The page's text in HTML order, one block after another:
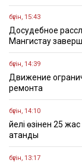
бүгін, 15:43
Досудебное
Мангистау
бүгін, 14:39
Движение
ремонта
бүгін, 14:10
Әйелі өзінен 25
атанды
бүгін, 13:17